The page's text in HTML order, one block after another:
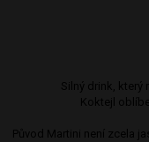
Silný drink, který
Koktejl
Původ Martini není zcela